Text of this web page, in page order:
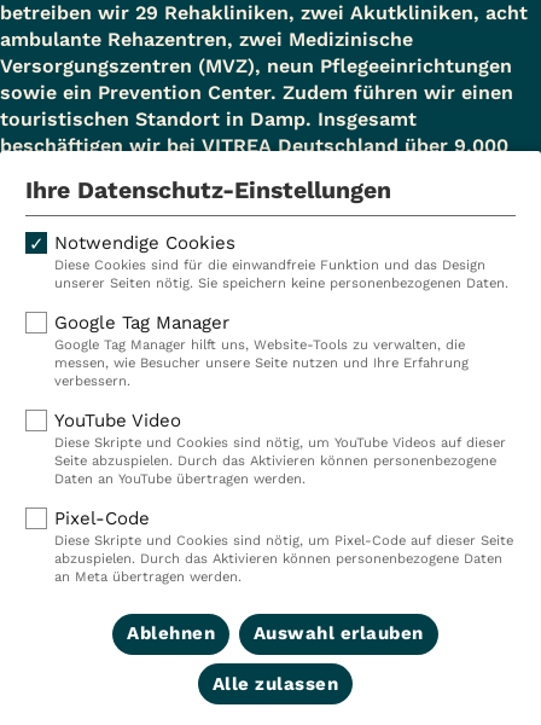
betreiben wir 29 Rehakliniken, zwei Akutkliniken, acht
ambulante Rehazentren, zwei Medizinische
Versorgungszentren (MVZ), neun Pflegeeinrichtungen
sowie ein Prevention Center. Zudem führen wir einen
touristischen Standort in Damp. Insgesamt
beschäftigen wir bei VITREA Deutschland über 9.000
Kliniken
Ambulant
Reha
Prävention
Karriere
VITREA Deutschland
IMPRESSUM
HINWEISGEBERSYSTEM
AUFSICHTSBEHÖRDEN
Ihre Datenschutz-Einstellungen
Notwendige Cookies
Diese Cookies sind für die einwandfreie Funktion und das Design
unserer Seiten nötig. Sie speichern keine personenbezogenen Daten.
Google Tag Manager
Google Tag Manager hilft uns, Website-Tools zu verwalten, die
messen, wie Besucher unsere Seite nutzen und Ihre Erfahrung
verbessern.
YouTube Video
Diese Skripte und Cookies sind nötig, um YouTube Videos auf dieser
Seite abzuspielen. Durch das Aktivieren können personenbezogene
Daten an YouTube übertragen werden.
Pixel-Code
Diese Skripte und Cookies sind nötig, um Pixel-Code auf dieser Seite
abzuspielen. Durch das Aktivieren können personenbezogene Daten
an Meta übertragen werden.
Ablehnen Auswahl erlauben
Alle zulassen